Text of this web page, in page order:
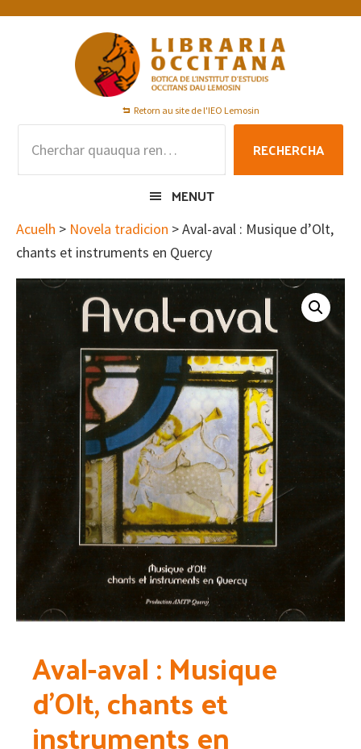
Skip
Skip
Skip
Retorn au site de l'IEO Lemosin
RECHERCHA
MENUT
Acuelh > Novela tradicion > Aval-aval : Musique d’Olt,
chants et instruments en Quercy
Aval-aval : Musique
d’Olt, chants et
instruments en